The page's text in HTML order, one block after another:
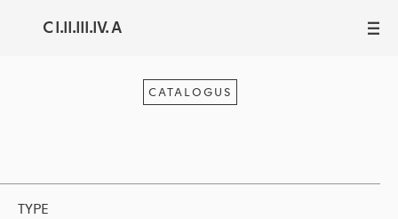
C I.II.III.IV. A III
CATALOGUS
TYPE